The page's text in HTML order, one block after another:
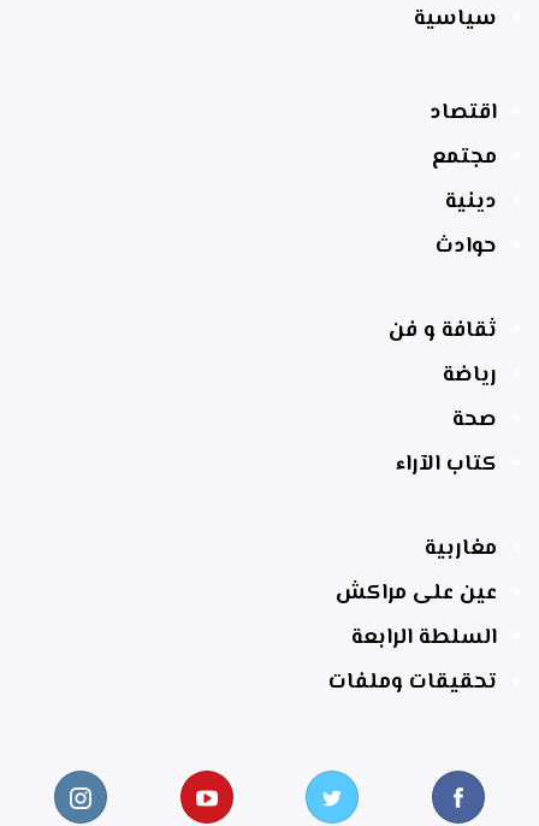
سياسية
اقتصاد
مجتمع
دينية
حوادث
ثقافة و فن
رياضة
صحة
كتاب الآراء
مغاربية
عين على مراكش
السلطة الرابعة
تحقيقات وملفات